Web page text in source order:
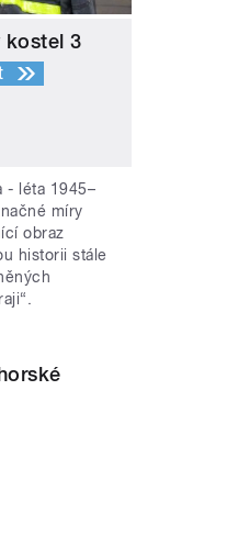
kostel 3
- léta 1945–
míry
obraz
historii stále